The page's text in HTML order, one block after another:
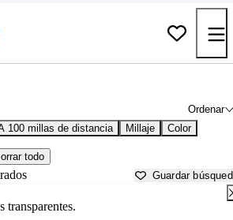
Ordenar
100 millas de distancia Millaje Color
todo
Guardar
transparentes.